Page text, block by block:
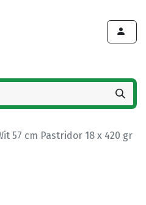
57 cm Pastridor 18 x 420 gr